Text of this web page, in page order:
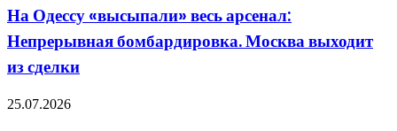
«высыпали»
весь
арсенал:
бомбардировка.
выходит
На Одессу «высыпали» весь арсенал:
Непрерывная бомбардировка. Москва выходит
из сделки
«Взгляд»:
25.07.2026